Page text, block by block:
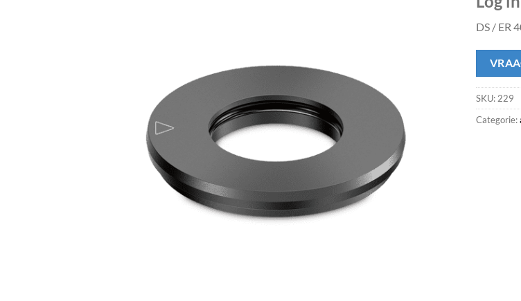
DS / ER
SKU: 229
Categorie: